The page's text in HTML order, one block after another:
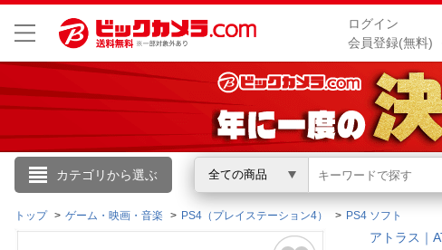
ログイン
会員登録(無料)
カテゴリから選ぶ 全ての商品
こんにちは
ログイン
トップ ゲーム・映画・音楽 PS4（プレイステーション4） PS4 ソフト
アトラス｜